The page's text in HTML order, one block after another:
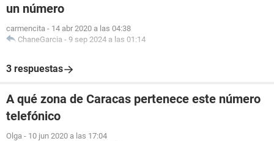
un número
carmencita - 14 abr 2020 a las 04:38
ChaneGarcia - 9 sep 2024 a las 01:14
3 respuestas
A qué zona de Caracas pertenece este número
telefónico
Olga - 10 jun 2020 a las 17:04